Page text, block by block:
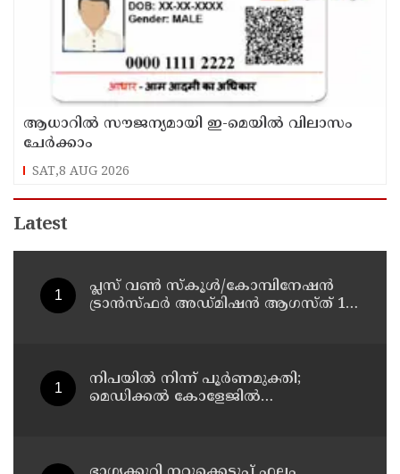
ആധാറിൽ സൗജന്യമായി ഇ-മെയിൽ വിലാസം
ചേർക്കാം
SAT,8 AUG 2026
Latest
പ്ലസ് വൺ സ്‌കൂൾ/കോമ്പിനേഷൻ
ട്രാൻസ്ഫർ അഡ്മിഷൻ ആഗസ്ത് 10,
നിപയിൽ നിന്ന് പൂർണമുക്തി;
മെഡിക്കൽ കോളേജിൽ